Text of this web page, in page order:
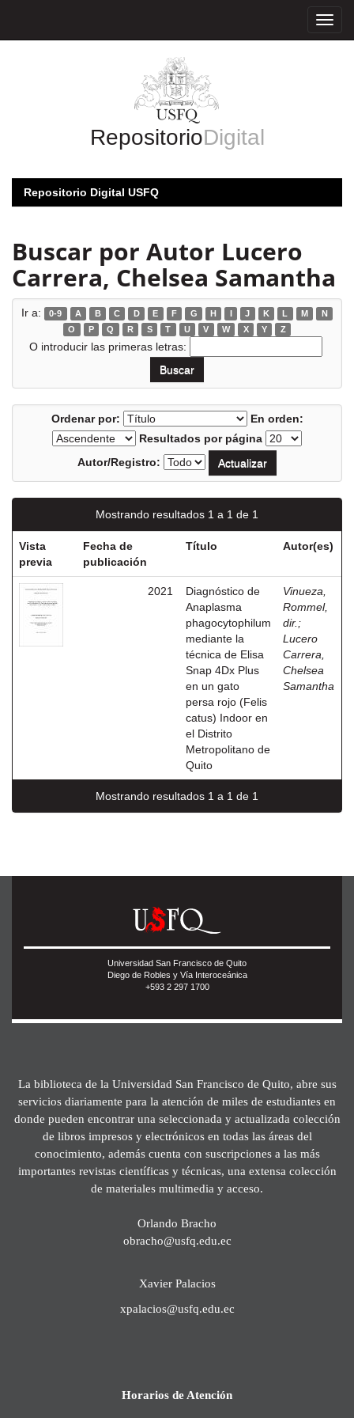
RepositorioDigital
Repositorio Digital USFQ
Buscar por Autor Lucero
Carrera, Chelsea Samantha
Ir a: 0-9 A B C D E F G H I J K L M
N
O
P Q R S T U V W X Y Z
O introducir las primeras letras:
Ordenar por:
En orden:
Resultados por página
Autor/Registro:
Mostrando resultados 1 a 1 de 1
Vista
previa
Fecha de
publicación
Título Autor(es)
2021
Diagnóstico de
Anaplasma
phagocytophilum
mediante la
técnica de Elisa
Snap 4Dx Plus
en un gato
persa rojo (Felis
catus) Indoor en
el Distrito
Metropolitano de
Quito
Vinueza,
Rommel,
dir. ;
Lucero
Carrera,
Chelsea
Samantha
Mostrando resultados 1 a 1 de 1
Universidad San Francisco de Quito
Diego de Robles y Vía Interoceánica
+593 2 297 1700
La biblioteca de la Universidad San Francisco de Quito, abre sus
servicios diariamente para la atención de miles de estudiantes en
donde pueden encontrar una seleccionada y actualizada colección
de libros impresos y electrónicos en todas las áreas del
conocimiento, además cuenta con suscripciones a las más
importantes revistas científicas y técnicas, una extensa colección
de materiales multimedia y acceso.
Orlando Bracho
obracho@usfq.edu.ec
Xavier Palacios
xpalacios@usfq.edu.ec
Horarios de Atención